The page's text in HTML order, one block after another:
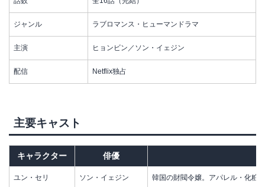
ジャンル ラブロマンス・ヒューマンドラマ
主演 ヒョンビン／ソン・イェジン
配信 Netflix独占
主要キャスト
キャラクター 俳優
ユン・セリ ソン・イェジン 韓国の財閥令嬢。アパレル・化粧